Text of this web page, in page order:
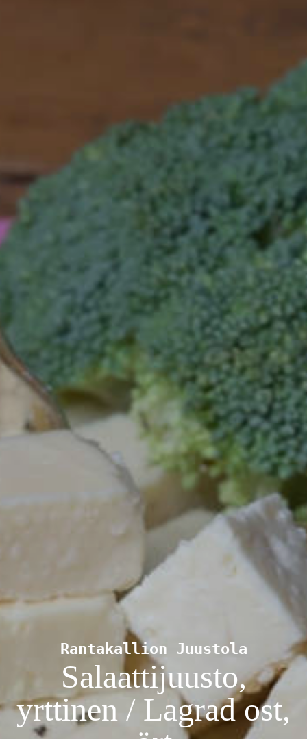
Rantakallion Juustola
Salaattijuusto,
yrttinen / Lagrad ost,